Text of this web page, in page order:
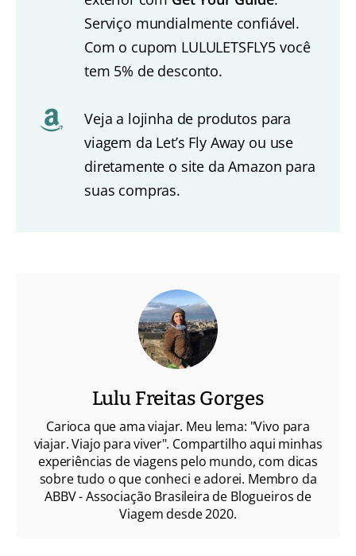
Serviço mundialmente confiável.
Com o cupom LULULETSFLY5 você
tem 5% de desconto.
Veja a lojinha de produtos para
viagem da Let’s Fly Away ou use
diretamente o site da Amazon para
suas compras.
Lulu Freitas Gorges
Carioca que ama viajar. Meu lema: "Vivo para
viajar. Viajo para viver". Compartilho aqui minhas
experiências de viagens pelo mundo, com dicas
sobre tudo o que conheci e adorei. Membro da
ABBV - Associação Brasileira de Blogueiros de
Viagem desde 2020.